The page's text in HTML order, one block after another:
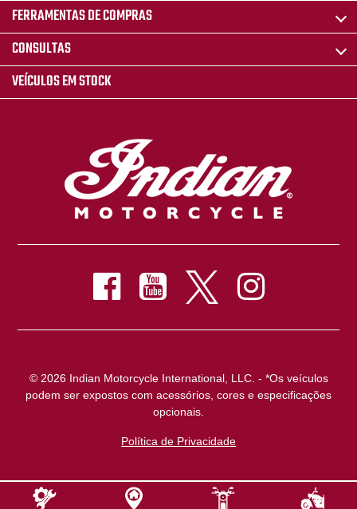
FERRAMENTAS DE COMPRAS
CONSULTAS
VEÍCULOS EM STOCK
© 2026 Indian Motorcycle International, LLC. - *Os veículos
podem ser expostos com acessórios, cores e especificações
opcionais.
Política de Privacidade